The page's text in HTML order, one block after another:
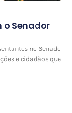
o Senador
no Senado
e cidadãos que